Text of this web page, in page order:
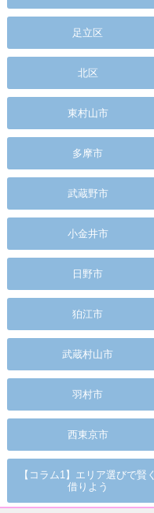
足立区
北区
東村山市
多摩市
武蔵野市
小金井市
日野市
狛江市
武蔵村山市
羽村市
西東京市
【コラム1】エリア選びで賢く
借りよう